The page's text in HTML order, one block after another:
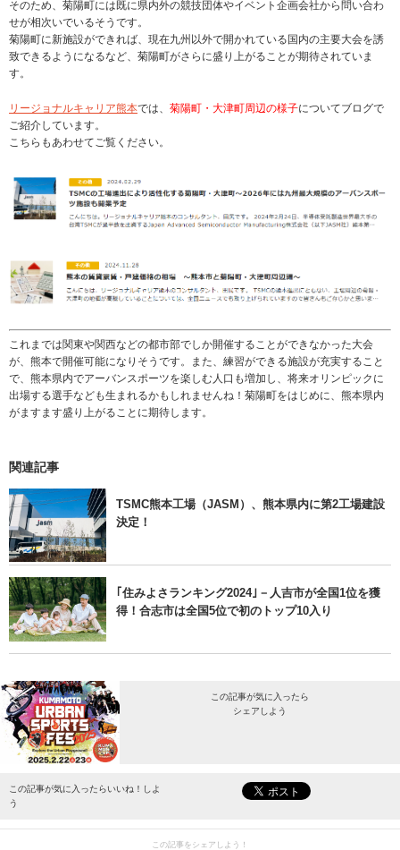
そのため、菊陽町には既に県内外の競技団体やイベント企画会社から問い合わ
せが相次いでいるそうです。
菊陽町に新施設ができれば、現在九州以外で開かれている国内の主要大会を誘
致できるようになるなど、菊陽町がさらに盛り上がることが期待されていま
す。
リージョナルキャリア熊本では、 菊陽町・大津町周辺の様子についてブログで
ご紹介しています。
こちらもあわせてご覧ください。
これまでは関東や関西などの都市部でしか開催することができなかった大会
が、熊本で開催可能になりそうです。また、練習ができる施設が充実すること
で、熊本県内でアーバンスポーツを楽しむ人口も増加し、将来オリンピックに
出場する選手なども生まれるかもしれませんね！菊陽町をはじめに、熊本県内
がますます盛り上がることに期待します。
関連記事
TSMC熊本工場（JASM）、熊本県内に第2工場建設
決定！
｢住みよさランキング2024｣－人吉市が全国1位を獲
得！合志市は全国5位で初のトップ10入り
この記事が気に入ったら
シェアしよう
最新情報をお届けします。
この記事が気に入ったらいいね！しよ
う
この記事をシェアしよう！